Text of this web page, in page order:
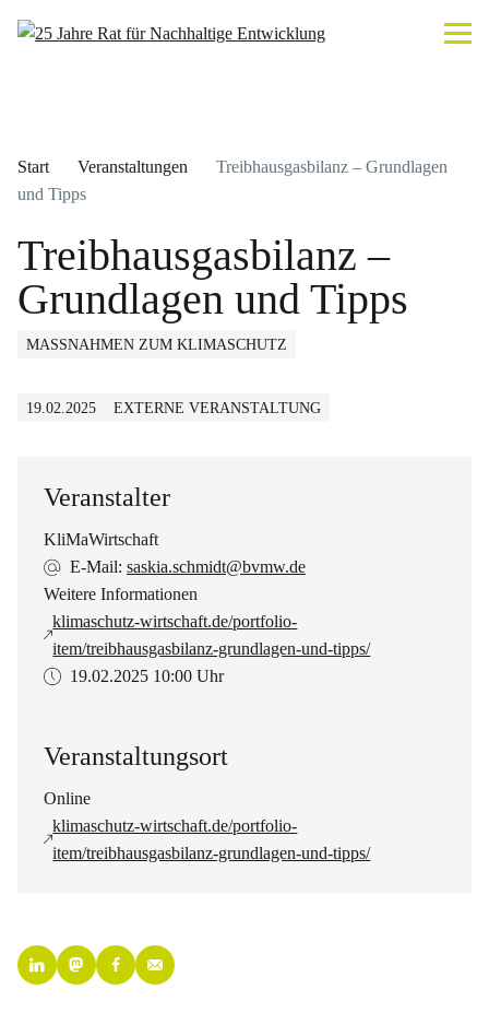
Start Veranstaltungen
Treibhausgasbilanz – Grundlagen
und Tipps
Treibhausgasbilanz –
Grundlagen und Tipps
MASSNAHMEN ZUM KLIMASCHUTZ
19.02.2025 EXTERNE VERANSTALTUNG
Veranstalter
KliMaWirtschaft
E-Mail: saskia.schmidt@bvmw.de
Weitere Informationen
klimaschutz-wirtschaft.de/portfolio-
item/treibhausgasbilanz-grundlagen-und-tipps/
19.02.2025 10:00 Uhr
Veranstaltungsort
Online
klimaschutz-wirtschaft.de/portfolio-
item/treibhausgasbilanz-grundlagen-und-tipps/